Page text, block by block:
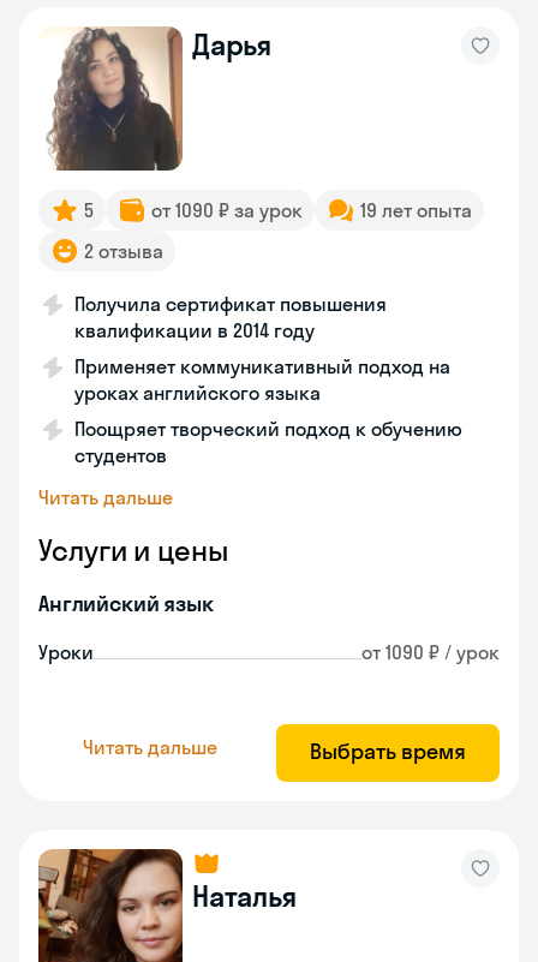
Дарья
5 от 1090 ₽ за урок
19 лет опыта
2 отзыва
Получила сертификат повышения
квалификации в 2014 году
Применяет коммуникативный подход на
уроках английского языка
Поощряет творческий подход к обучению
студентов
Читать дальше
Услуги и цены
Английский язык
Уроки от 1090 ₽ / урок
Читать дальше Выбрать время
Наталья